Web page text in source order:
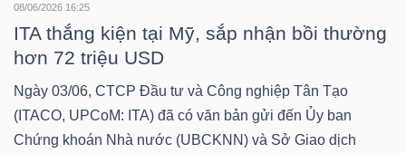
08/06/2026 16:25
ITA thắng kiện tại Mỹ, sắp nhận bồi thường
hơn 72 triệu USD
Ngày 03/06, CTCP Đầu tư và Công nghiệp Tân Tạo
(ITACO, UPCoM: ITA) đã có văn bản gửi đến Ủy ban
Chứng khoán Nhà nước (UBCKNN) và Sở Giao dịch
DÙNG
KHÔNG
THIẾT
YẾU